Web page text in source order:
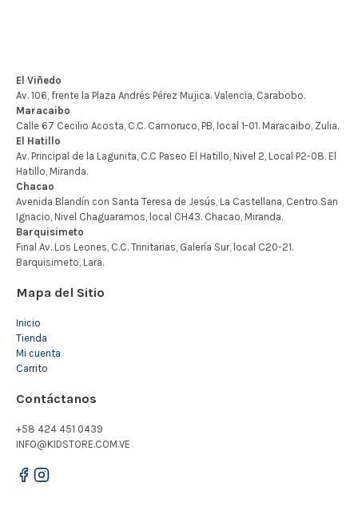
Mapa del Sitio
Inicio
Tienda
Mi cuenta
Carrito
Contáctanos
+58 424 451 0439
INFO@KIDSTORE.COM.VE